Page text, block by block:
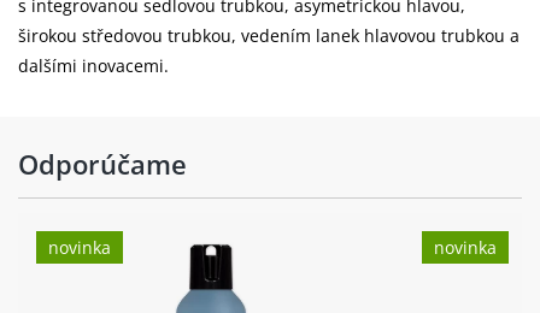
s integrovanou sedlovou trubkou, asymetrickou hlavou,
širokou středovou trubkou, vedením lanek hlavovou trubkou a
dalšími inovacemi.
Odporúčame
novinka novinka